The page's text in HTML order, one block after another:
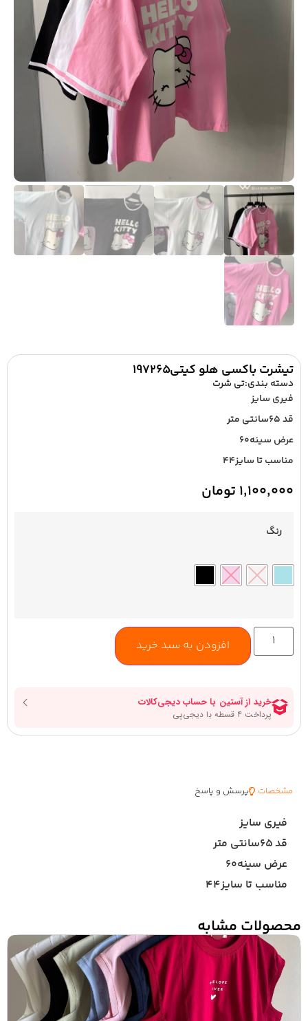
تیشرت باکسی هلو کیتی۱۹۷۲۶۵
دسته بندی:تی شرت
فیری سایز
قد ۶۵سانتی متر
عرض سینه۶۰
مناسب تا سایز۴۴
۱,۱۰۰,۰۰۰ تومان
رنگ
افزودن به سبد خرید
مشخصات پرسش و پاسخ
فیری سایز
قد ۶۵سانتی متر
عرض سینه۶۰
مناسب تا سایز۴۴
محصولات مشابه